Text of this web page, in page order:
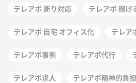
テレアポ 断り対応 テレアポ 稼げ
テレアポ 自宅 オフィス化 テレア
テレアポ事例 テレアポ代行
テレアポ求人 テレアポ精神的負担